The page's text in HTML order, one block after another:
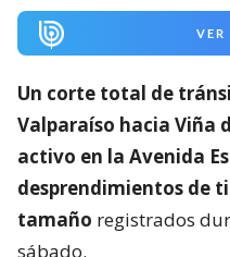
VER
Un corte total de
Valparaíso hacia Viña
activo en la Avenida
desprendimientos de
tamaño registrados
sábado.